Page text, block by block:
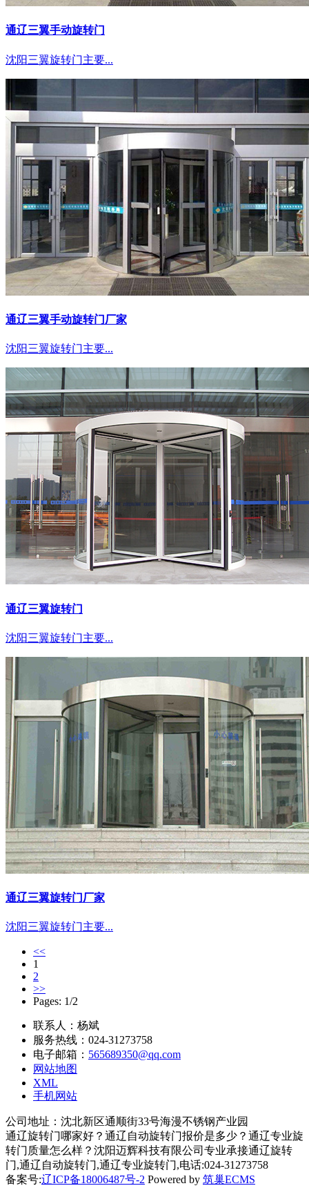
通辽三翼手动旋转门
沈阳三翼旋转门主要...
通辽三翼手动旋转门厂家
沈阳三翼旋转门主要...
通辽三翼旋转门
沈阳三翼旋转门主要...
通辽三翼旋转门厂家
沈阳三翼旋转门主要...
<<
1
2
>>
Pages: 1/2
联系人：杨斌
服务热线：024-31273758
电子邮箱： 565689350@qq.com
网站地图
XML
手机网站
公司地址：沈北新区通顺街33号海漫不锈钢产业园
通辽旋转门哪家好？通辽自动旋转门报价是多少？通辽专业旋
转门质量怎么样？沈阳迈辉科技有限公司专业承接通辽旋转
门,通辽自动旋转门,通辽专业旋转门,电话:024-31273758
备案号:辽ICP备18006487号-2 Powered by 筑巢ECMS